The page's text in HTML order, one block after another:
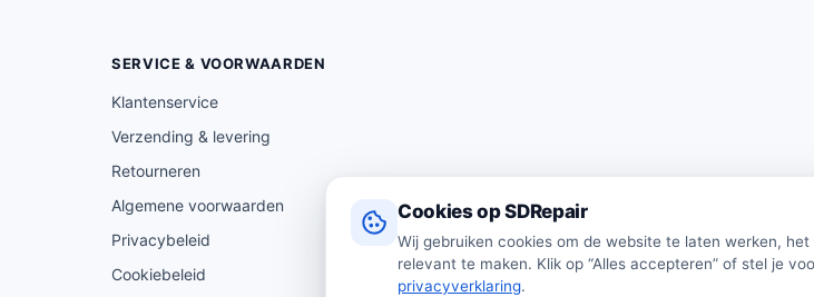
Cookies op SDRepair
Wij gebruiken cookies om de website te laten werken,
relevant te maken. Klik op “Alles accepteren” of stel je
privacyverklaring.
SERVICE & VOORWAARDEN
Klantenservice
Verzending & levering
Retourneren
Algemene voorwaarden
Privacybeleid
Cookiebeleid